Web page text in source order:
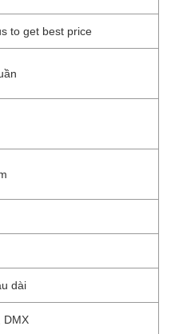
to get best price
dài
DMX